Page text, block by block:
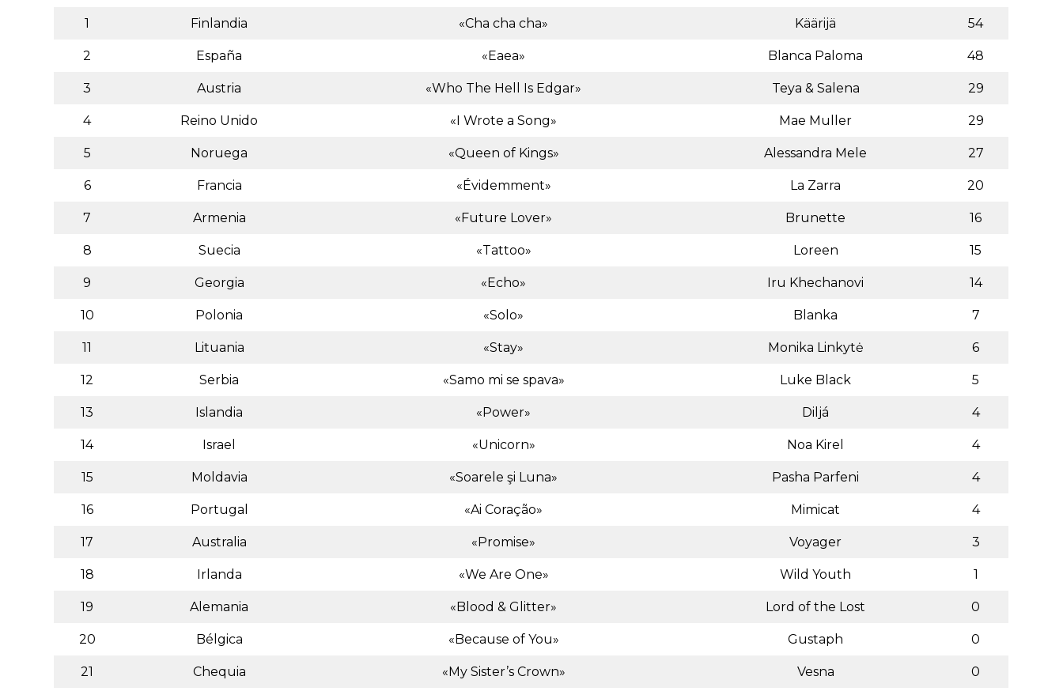
1 Finlandia «Cha cha cha» Käärijä 54
2 España «Eaea» Blanca Paloma 48
3 Austria «Who The Hell Is Edgar» Teya & Salena 29
4 Reino Unido «I Wrote a Song» Mae Muller 29
5 Noruega «Queen of Kings» Alessandra Mele 27
6 Francia «Évidemment» La Zarra 20
7 Armenia «Future Lover» Brunette 16
8 Suecia «Tattoo» Loreen 15
9 Georgia «Echo» Iru Khechanovi 14
10 Polonia «Solo» Blanka 7
11 Lituania «Stay» Monika Linkytė 6
12 Serbia «Samo mi se spava» Luke Black 5
13 Islandia «Power» Diljá 4
14 Israel «Unicorn» Noa Kirel 4
15 Moldavia «Soarele şi Luna» Pasha Parfeni 4
16 Portugal «Ai Coração» Mimicat 4
17 Australia «Promise» Voyager 3
18 Irlanda «We Are One» Wild Youth 1
19 Alemania «Blood & Glitter» Lord of the Lost 0
20 Bélgica «Because of You» Gustaph 0
21 Chequia «My Sister’s Crown» Vesna 0